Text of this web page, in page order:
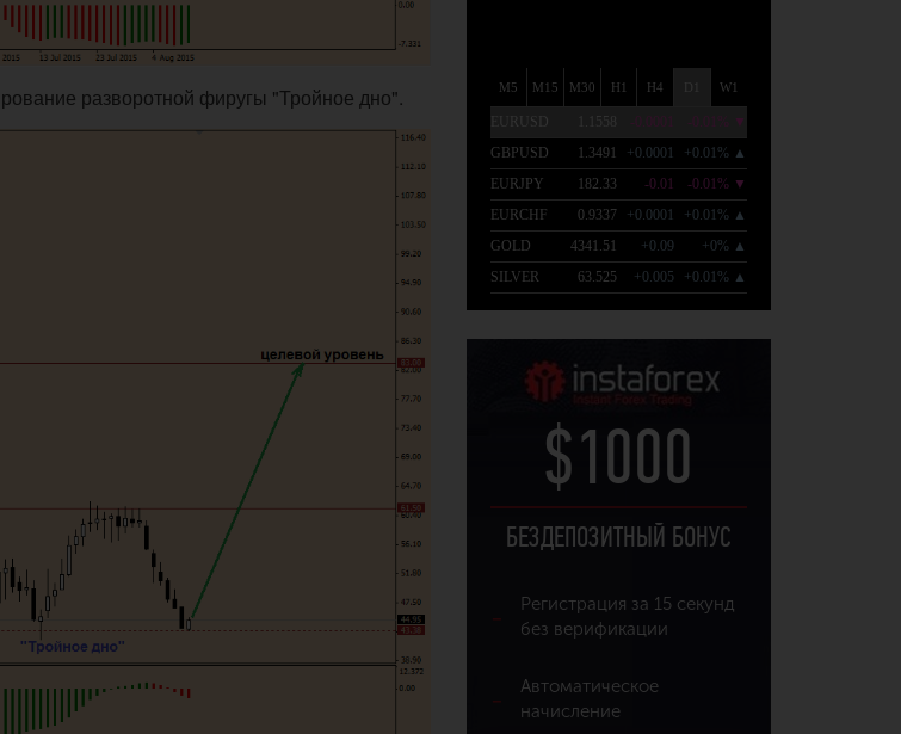
$1000
БЕЗДЕПОЗИТНЫЙ БОНУС
Регистрация за 15 секунд
без верификации
Автоматическое
начисление
разворотной фиругы "Тройное дно".